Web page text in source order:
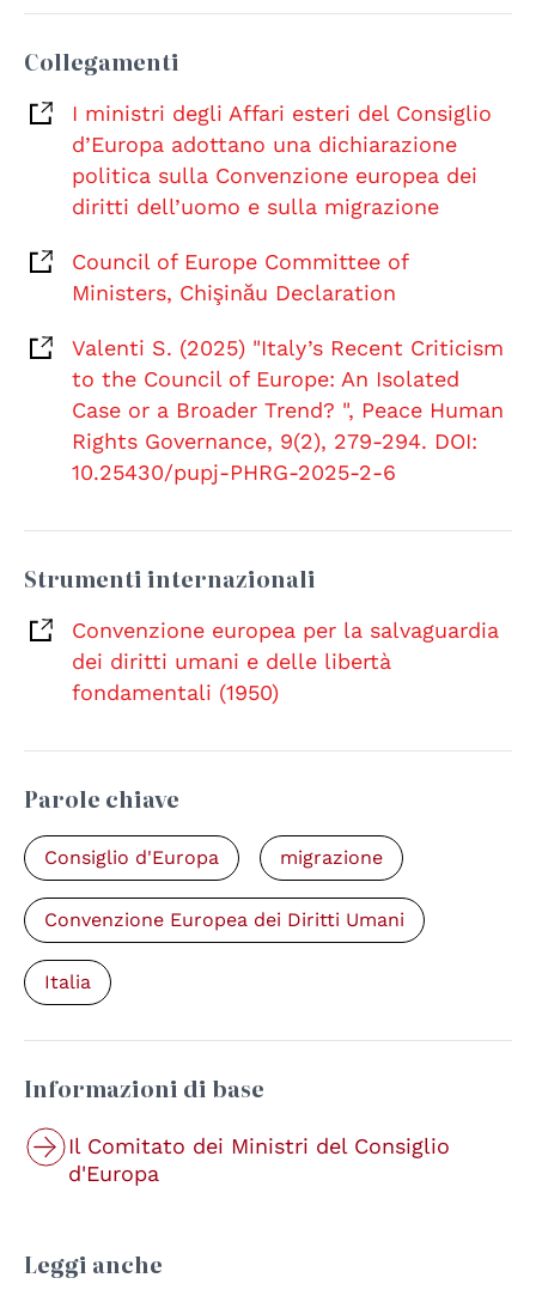
Collegamenti
I ministri degli Affari esteri del Consiglio
d’Europa adottano una dichiarazione
politica sulla Convenzione europea dei
diritti dell’uomo e sulla migrazione
Council of Europe Committee of
Ministers, Chişinău Declaration
Valenti S. (2025) "Italy’s Recent Criticism
to the Council of Europe: An Isolated
Case or a Broader Trend? ", Peace Human
Rights Governance, 9(2), 279-294. DOI:
10.25430/pupj-PHRG-2025-2-6
Strumenti internazionali
Convenzione europea per la salvaguardia
dei diritti umani e delle libertà
fondamentali (1950)
Parole chiave
Consiglio d'Europa migrazione
Convenzione Europea dei Diritti Umani
Italia
Informazioni di base
Il Comitato dei Ministri del Consiglio
d'Europa
Leggi anche